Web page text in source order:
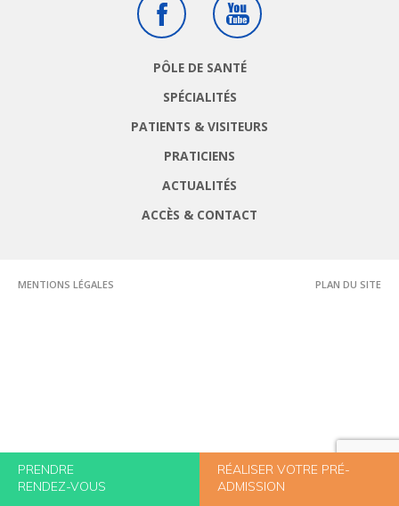
PRENDRE
RENDEZ-VOUS
RÉALISER VOTRE PRÉ-
ADMISSION
FacebookYoutube
PÔLE DE SANTÉ
SPÉCIALITÉS
PATIENTS & VISITEURS
PRATICIENS
ACTUALITÉS
ACCÈS & CONTACT
MENTIONS LÉGALES PLAN DU SITE